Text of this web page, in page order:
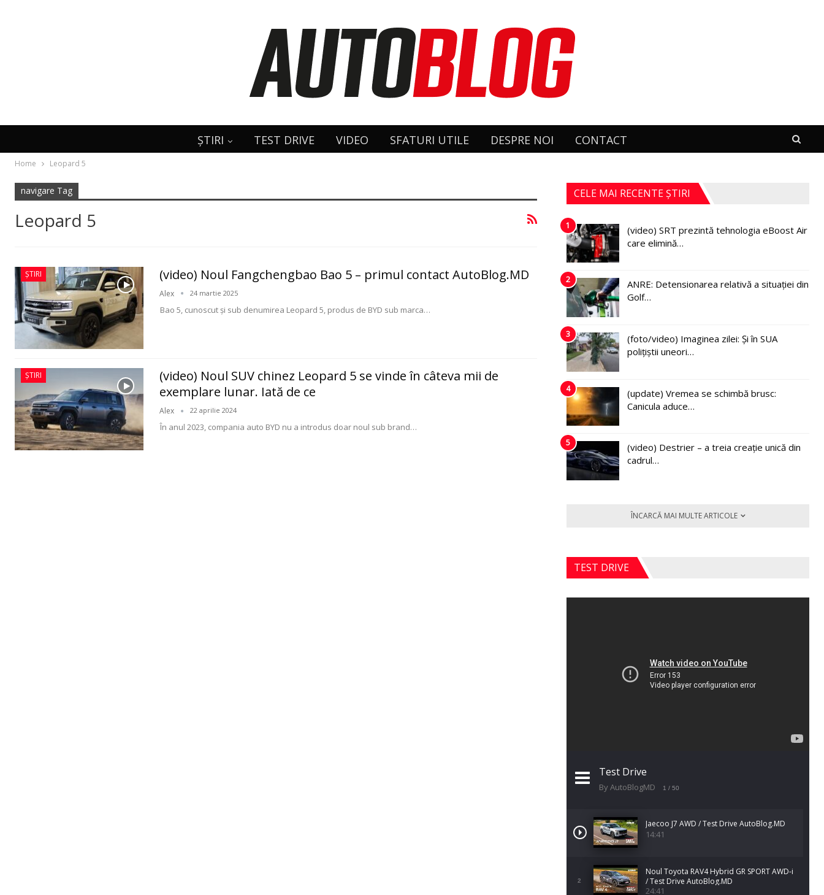
ȘTIRI TEST DRIVE VIDEO SFATURI UTILE DESPRE NOI CONTACT
Home Leopard 5
navigare Tag
Leopard 5
ȘTIRI (video) Noul Fangchengbao Bao 5 – primul contact AutoBlog.MD
Alex 24 martie 2025
Bao 5, cunoscut și sub denumirea Leopard 5, produs de BYD sub marca…
ȘTIRI
(video) Noul SUV chinez Leopard 5 se vinde în câteva mii de
exemplare lunar. Iată de ce
Alex 22 aprilie 2024
În anul 2023, compania auto BYD nu a introdus doar noul sub brand…
CELE MAI RECENTE ȘTIRI
1
(video) SRT prezintă tehnologia eBoost Air
care elimină…
2
ANRE: Detensionarea relativă a situației din
Golf…
3
(foto/video) Imaginea zilei: Și în SUA
polițiștii uneori…
4
(update) Vremea se schimbă brusc:
Canicula aduce…
5
(video) Destrier – a treia creație unică din
cadrul…
ÎNCARCĂ MAI MULTE ARTICOLE
TEST DRIVE
Test Drive
By AutoBlogMD 1 / 50
Jaecoo J7 AWD / Test Drive AutoBlog.MD
14:41
2
Noul Toyota RAV4 Hybrid GR SPORT AWD-i
/ Test Drive AutoBlog.MD
24:41